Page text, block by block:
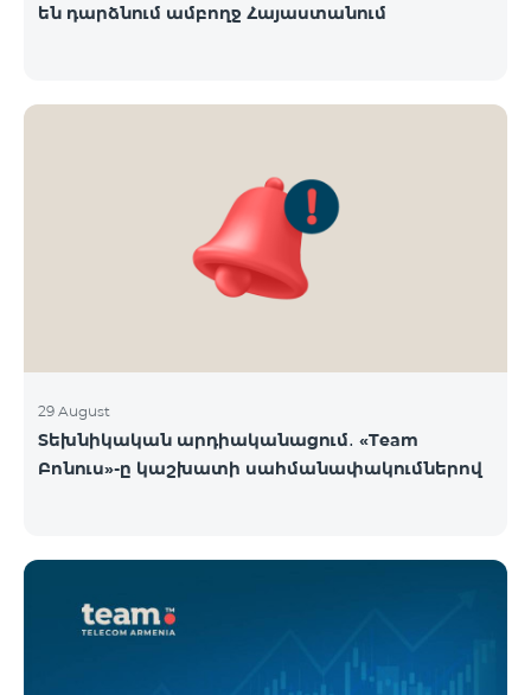
են դարձնում ամբողջ Հայաստանում
29 August
Տեխնիկական արդիականացում․ «Team
Բոնուս»-ը կաշխատի սահմանափակումներով